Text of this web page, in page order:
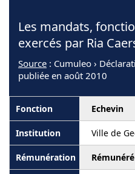
Les mandats,
exercés par Ria
Source : Cumuleo ›
publiée en août 2010
Echevin
Ville de
Rémunéré